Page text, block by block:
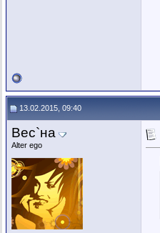
13.02.2015, 09:40
Вес`на
Alter ego